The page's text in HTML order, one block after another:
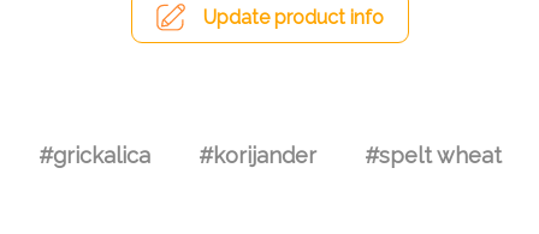
Update product info
#grickalica #korijander #spelt wheat